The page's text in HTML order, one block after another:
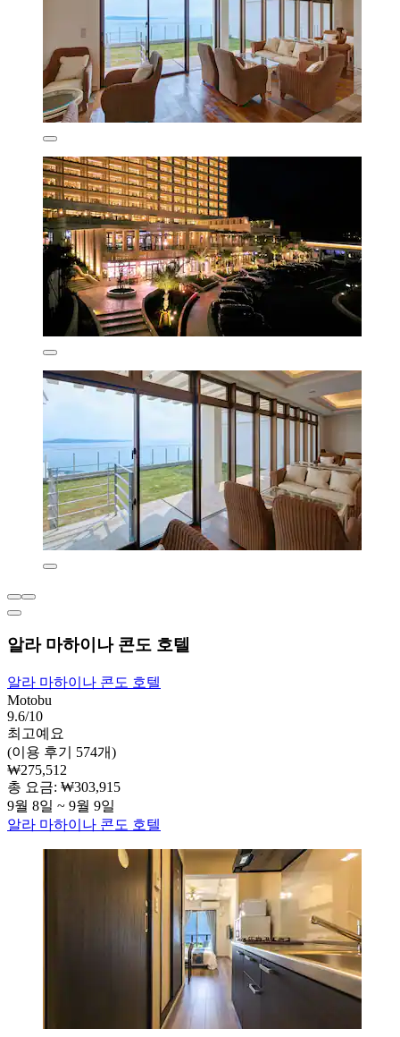
알라 마하이나 콘도 호텔
알라 마하이나 콘도 호텔
Motobu
9.6/10
최고예요
(이용 후기 574개)
₩275,512
총 요금: ₩303,915
9월 8일 ~ 9월 9일
알라 마하이나 콘도 호텔